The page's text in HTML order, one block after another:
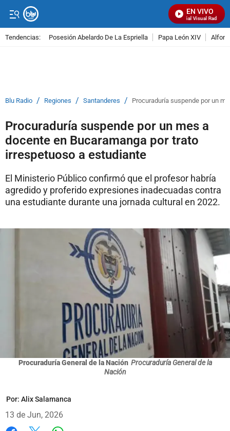
EN VIVO
Señal Visual Radio
Tendencias: Posesión Abelardo De La Espriella Papa León XIV
Blu Radio / Regiones / Santanderes / Procuraduría suspende por un
Procuraduría suspende por un mes a
docente en Bucaramanga por trato
irrespetuoso a estudiante
El Ministerio Público confirmó que el profesor habría
agredido y proferido expresiones inadecuadas contra
una estudiante durante una jornada cultural en 2022.
Procuraduría General de la Nación Procuraduría General de la
Nación
Por: Alix Salamanca
13 de Jun, 2026